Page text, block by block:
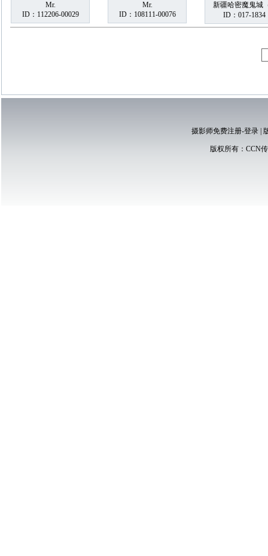
Mr.
ID：112206-00029
Mr.
ID：108111-00076
新疆哈密魔鬼城
ID：017-1834
摄影师免费注册-登录|
版权所有： CCN